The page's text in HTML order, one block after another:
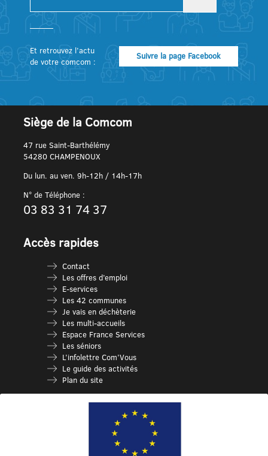
Et retrouvez l’actu
de votre comcom :
Suivre la page Facebook
Siège de la Comcom
47 rue Saint-Barthélémy
54280 CHAMPENOUX
Du lun. au ven. 9h-12h / 14h-17h
N° de Téléphone :
03 83 31 74 37
Accès rapides
Contact
Les offres d’emploi
E-services
Les 42 communes
Je vais en déchèterie
Les multi-accueils
Espace France Services
Les séniors
L’infolettre Com’Vous
Le guide des activités
Plan du site